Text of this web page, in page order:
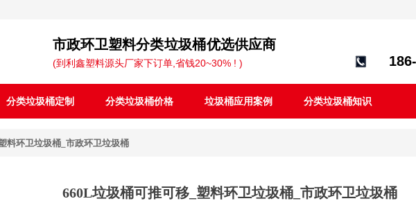
(到利鑫塑料源头厂家下订单,省钱20~30% ! )
分类垃圾桶定制 分类垃圾桶价格 垃圾桶应用案例 分类垃圾桶知识
市政环卫塑料分类垃圾桶优选供应商
料环卫垃圾桶_市政环卫垃圾桶
660L垃圾桶可推可移_塑料环卫垃圾桶_市政环卫垃圾桶